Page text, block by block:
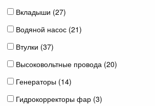
Вкладыши (27)
Водяной насос (21)
Втулки (37)
Высоковольтные провода (20)
Генераторы (14)
Гидрокорректоры фар (3)